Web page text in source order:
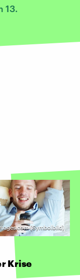
13.
(Symbolbild)
Krise